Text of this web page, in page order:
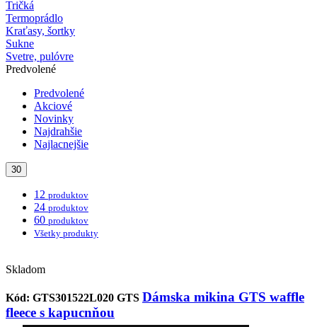
Tričká
Termoprádlo
Kraťasy, šortky
Sukne
Svetre, pulóvre
Predvolené
Predvolené
Akciové
Novinky
Najdrahšie
Najlacnejšie
30
12 produktov
24 produktov
60 produktov
Všetky produkty
Skladom
Kód: GTS301522L020 GTS Dámska mikina GTS waffle
fleece s kapucnňou